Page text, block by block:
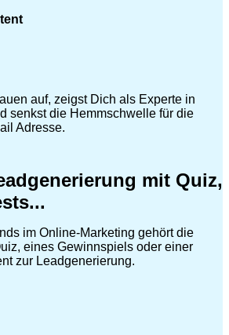
auf, zeigst Dich als Experte in
senkst die Hemmschwelle für die
Adresse.
mit Quiz,
im Online-Marketing gehört die
eines Gewinnspiels oder einer
zur Leadgenerierung.